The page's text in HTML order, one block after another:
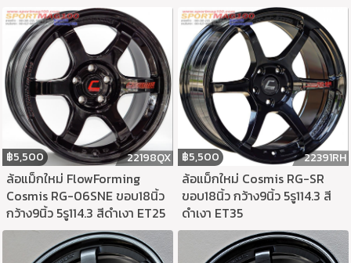
฿5,500 22198QX
ล้อแม็กใหม่ FlowForming
Cosmis RG-06SNE ขอบ18นิ้ว
กว้าง9นิ้ว 5รู114.3 สีดำเงา ET25
฿5,500 22391RH
ล้อแม็กใหม่ Cosmis RG-SR
ขอบ18นิ้ว กว้าง9นิ้ว 5รู114.3 สี
ดำเงา ET35